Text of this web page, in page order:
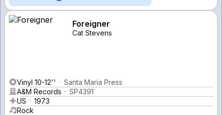
Foreigner
Cat Stevens
Vinyl 10-12''
Santa Maria Press
A&M Records
SP4391
US
1973
Rock